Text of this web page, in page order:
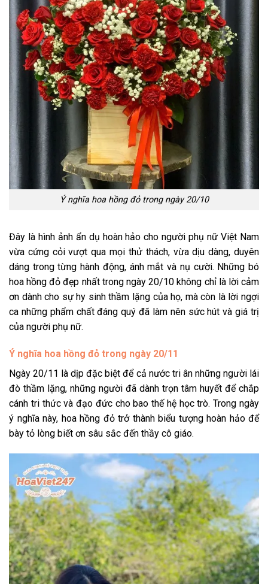
Ý nghĩa hoa hồng đỏ trong ngày 20/10
Đây là hình ảnh ẩn dụ hoàn hảo cho người phụ nữ Việt Nam
vừa cứng cỏi vượt qua mọi thử thách, vừa dịu dàng, duyên
dáng trong từng hành động, ánh mắt và nụ cười. Những bó
hoa hồng đỏ đẹp nhất trong ngày 20/10 không chỉ là lời cảm
ơn dành cho sự hy sinh thầm lặng của họ, mà còn là lời ngợi
ca những phẩm chất đáng quý đã làm nên sức hút và giá trị
của người phụ nữ.
Ý nghĩa hoa hồng đỏ trong ngày 20/11
Ngày 20/11 là dịp đặc biệt để cả nước tri ân những người lái
đò thầm lặng, những người đã dành trọn tâm huyết để chắp
cánh tri thức và đạo đức cho bao thế hệ học trò. Trong ngày
ý nghĩa này, hoa hồng đỏ trở thành biểu tượng hoàn hảo để
bày tỏ lòng biết ơn sâu sắc đến thầy cô giáo.